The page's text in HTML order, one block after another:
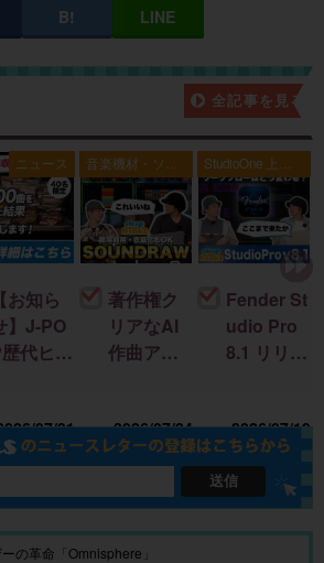
全記事を見る
ニュース
【お知ら
】J-PO
代ヒッ
”する公
収録イ
ント開
07/31
音楽機材・ソフ
ト
著作権ク
リアなAI
作曲アプ
Grid」｜M
ac・iOSで
単に作
成！
2026/07/24
StudioOne 上級
者編
Fender St
udio Pro
8.1 リリー
点まとめ
2026/07/19
送信
の革命「Omnisphere」